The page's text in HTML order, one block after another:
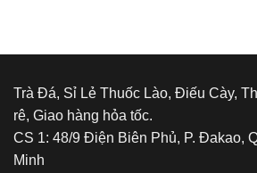
sử
chất
hoặc
gây
Trà Đá, Sỉ Lẻ Thuốc Lào, Điếu Cày,
rê, Giao hàng hỏa tốc.
CS 1: 48/9 Điện Biên Phủ, P. Đakao,
Minh